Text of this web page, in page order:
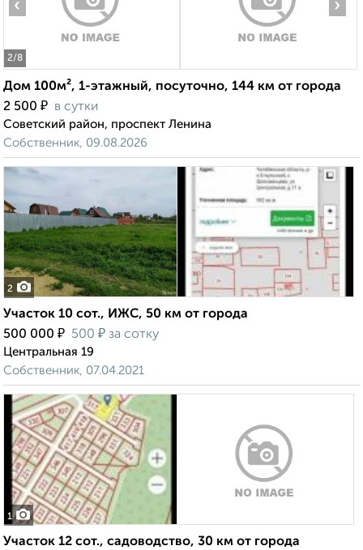
2/8
‹ ›
Дом 100м², 1-этажный, посуточно, 144 км от города
2 500 ₽ в сутки
Советский район, проспект Ленина
Собственник, 09.08.2026
2
Участок 10 сот., ИЖС, 50 км от города
500 000 ₽ 500 ₽ за сотку
Центральная 19
Собственник, 07.04.2021
1
Участок 12 сот., садоводство, 30 км от города